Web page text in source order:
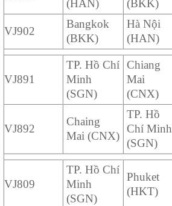
(HAN)
(BKK)
VJ902
Bangkok
(BKK)
Hà Nội
(HAN)
VJ891
TP. Hồ Chí
Minh
(SGN)
Chiang
Mai
(CNX)
VJ892
Chaing
Mai (CNX)
TP. Hồ
Chí Minh
(SGN)
VJ809
TP. Hồ Chí
Minh
(SGN)
Phuket
(HKT)